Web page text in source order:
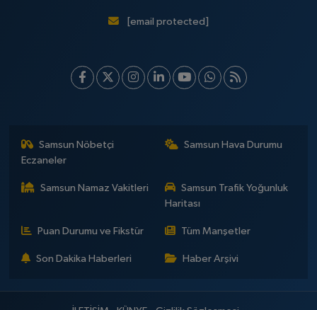
[email protected]
Samsun Nöbetçi
Eczaneler
Samsun Hava Durumu
Samsun Namaz Vakitleri
Samsun Trafik Yoğunluk
Haritası
Puan Durumu ve Fikstür Tüm Manşetler
Son Dakika Haberleri Haber Arşivi